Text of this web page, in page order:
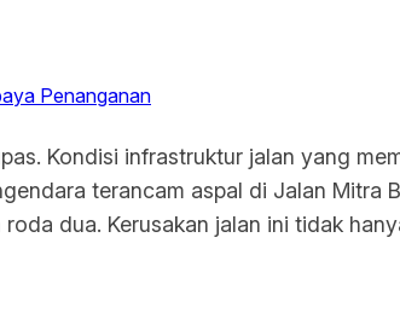
Penanganan
Kondisi infrastruktur jalan yang
terancam aspal di Jalan Mitra
dua. Kerusakan jalan ini tidak